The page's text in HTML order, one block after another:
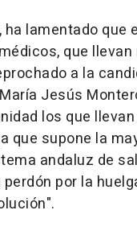
ha lamentado que
que
a la
Jesús
los que
que supone la
andaluz de
por la